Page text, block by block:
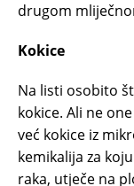
drugom
Kokice
Na listi osobito
kokice. Ali ne
već kokice iz
kemikalija za
raka, utječe na